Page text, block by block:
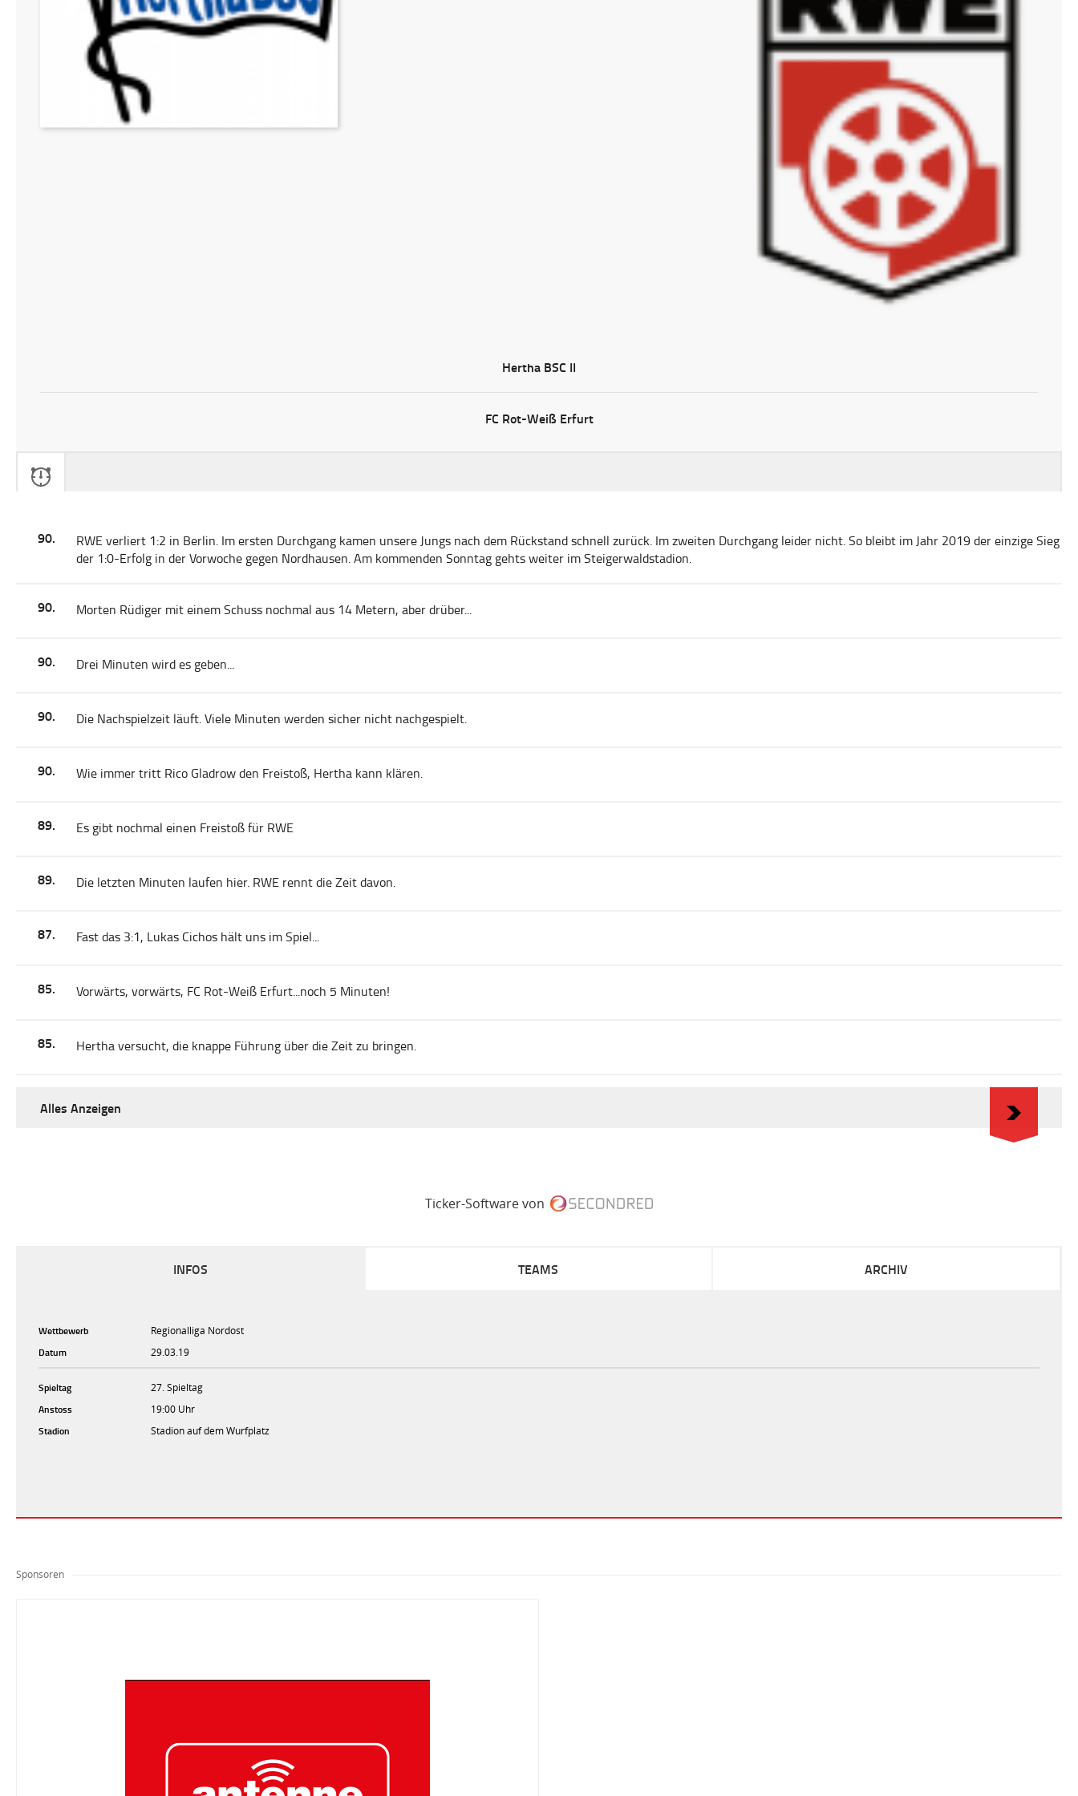
Hertha BSC II
FC Rot-Weiß Erfurt
90.
RWE verliert 1:2 in Berlin. Im ersten Durchgang kamen unsere Jungs nach dem Rückstand schnell zurück. Im zweiten Durchgang leider nicht. So bleibt im Jahr 2019 der einzige Sieg
der 1:0-Erfolg in der Vorwoche gegen Nordhausen. Am kommenden Sonntag gehts weiter im Steigerwaldstadion.
90. Morten Rüdiger mit einem Schuss nochmal aus 14 Metern, aber drüber...
90. Drei Minuten wird es geben...
90. Die Nachspielzeit läuft. Viele Minuten werden sicher nicht nachgespielt.
90. Wie immer tritt Rico Gladrow den Freistoß, Hertha kann klären.
89. Es gibt nochmal einen Freistoß für RWE
89. Die letzten Minuten laufen hier. RWE rennt die Zeit davon.
87. Fast das 3:1, Lukas Cichos hält uns im Spiel...
85. Vorwärts, vorwärts, FC Rot-Weiß Erfurt...noch 5 Minuten!
85. Hertha versucht, die knappe Führung über die Zeit zu bringen.
Alles Anzeigen
Ticker-Software von
INFOS TEAMS ARCHIV
Wettbewerb
Regionalliga Nordost
Datum
29.03.19
Spieltag
27. Spieltag
Anstoss
19:00 Uhr
Stadion
Stadion auf dem Wurfplatz
Sponsoren